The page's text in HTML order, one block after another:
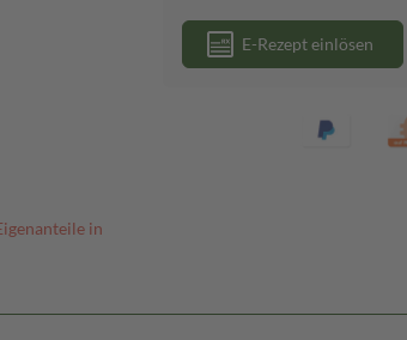
in
E-Rezept einlösen